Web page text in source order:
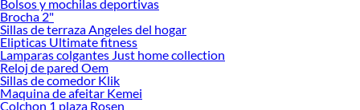
Bolsos y mochilas deportivas
Brocha 2"
Sillas de terraza Angeles del hogar
Elipticas Ultimate fitness
Lamparas colgantes Just home collection
Reloj de pared Oem
Sillas de comedor Klik
Maquina de afeitar Kemei
Colchon 1 plaza Rosen